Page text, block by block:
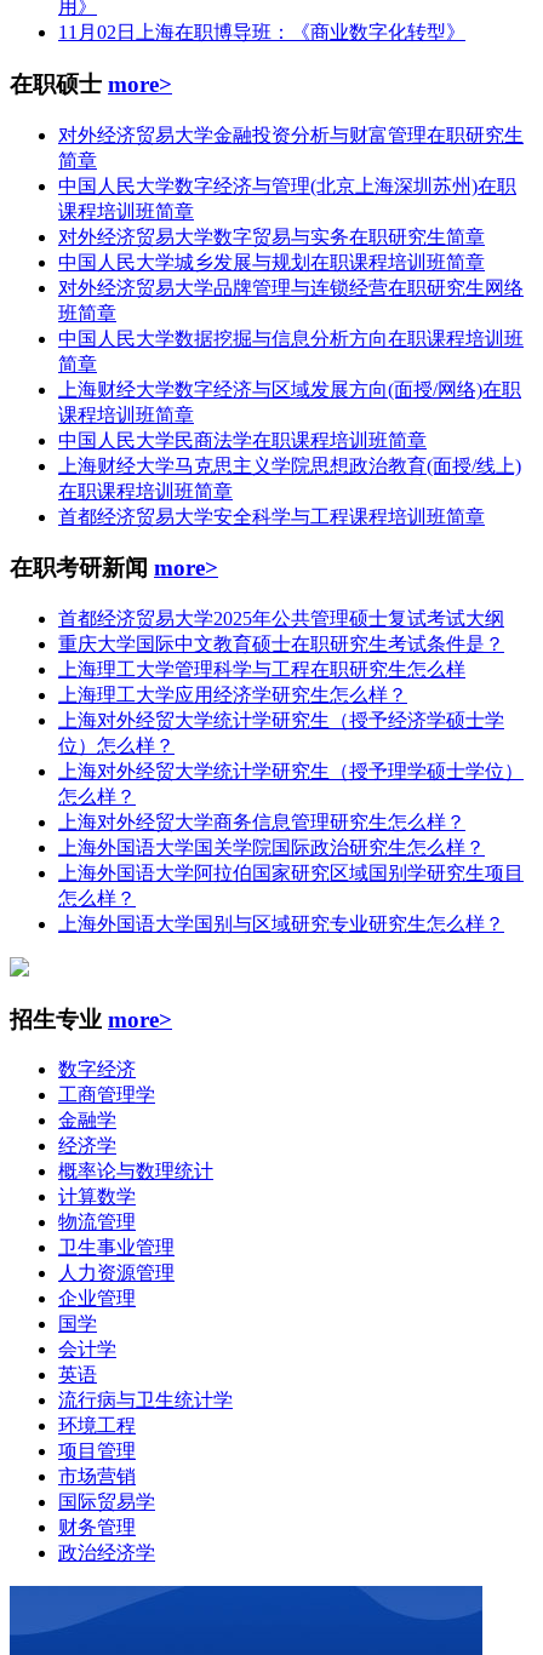
用》
11月02日上海在职博导班：《商业数字化转型》
在职硕士 more>
对外经济贸易大学金融投资分析与财富管理在职研究生
简章
中国人民大学数字经济与管理(北京上海深圳苏州)在职
课程培训班简章
对外经济贸易大学数字贸易与实务在职研究生简章
中国人民大学城乡发展与规划在职课程培训班简章
对外经济贸易大学品牌管理与连锁经营在职研究生网络
班简章
中国人民大学数据挖掘与信息分析方向在职课程培训班
简章
上海财经大学数字经济与区域发展方向(面授/网络)在职
课程培训班简章
中国人民大学民商法学在职课程培训班简章
上海财经大学马克思主义学院思想政治教育(面授/线上)
在职课程培训班简章
首都经济贸易大学安全科学与工程课程培训班简章
在职考研新闻 more>
首都经济贸易大学2025年公共管理硕士复试考试大纲
重庆大学国际中文教育硕士在职研究生考试条件是？
上海理工大学管理科学与工程在职研究生怎么样
上海理工大学应用经济学研究生怎么样？
上海对外经贸大学统计学研究生（授予经济学硕士学
位）怎么样？
上海对外经贸大学统计学研究生（授予理学硕士学位）
怎么样？
上海对外经贸大学商务信息管理研究生怎么样？
上海外国语大学国关学院国际政治研究生怎么样？
上海外国语大学阿拉伯国家研究区域国别学研究生项目
怎么样？
上海外国语大学国别与区域研究专业研究生怎么样？
招生专业 more>
数字经济
工商管理学
金融学
经济学
概率论与数理统计
计算数学
物流管理
卫生事业管理
人力资源管理
企业管理
国学
会计学
英语
流行病与卫生统计学
环境工程
项目管理
市场营销
国际贸易学
财务管理
政治经济学